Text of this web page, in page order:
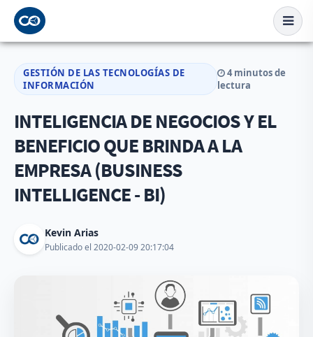
GESTIÓN DE LAS TECNOLOGÍAS DE
INFORMACIÓN
4 minutos de
lectura
INTELIGENCIA DE NEGOCIOS Y EL
BENEFICIO QUE BRINDA A LA
EMPRESA (BUSINESS
INTELLIGENCE - BI)
Kevin Arias
Publicado el 2020-02-09 20:17:04